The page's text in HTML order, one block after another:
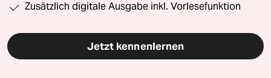
Zusätzlich digitale Ausgabe inkl. Vorlesefunktion
Jetzt kennenlernen